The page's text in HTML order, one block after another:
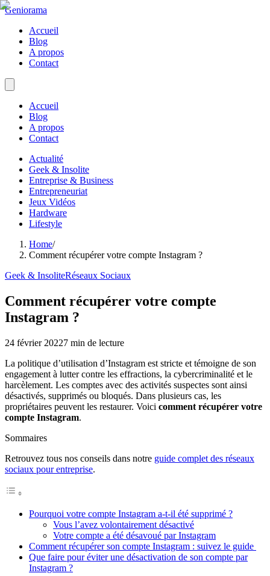
Geniorama
Accueil
Blog
A propos
Contact
Accueil
Blog
A propos
Contact
Actualité
Geek & Insolite
Entreprise & Business
Entrepreneuriat
Jeux Vidéos
Hardware
Lifestyle
Home/
Comment récupérer votre compte Instagram ?
Geek & InsoliteRéseaux Sociaux
Comment récupérer votre compte
Instagram ?
24 février 20227 min de lecture
La politique d’utilisation d’Instagram est stricte et témoigne de son
engagement à lutter contre les effractions, la cybercriminalité et le
harcèlement. Les comptes avec des activités suspectes sont ainsi
désactivés, supprimés ou bloqués. Dans plusieurs cas, les
propriétaires peuvent les restaurer. Voici comment récupérer votre
compte Instagram.
Sommaires
Retrouvez tous nos conseils dans notre guide complet des réseaux
sociaux pour entreprise.
Pourquoi votre compte Instagram a-t-il été supprimé ?
Vous l’avez volontairement désactivé
Votre compte a été désavoué par Instagram
Comment récupérer son compte Instagram : suivez le guide
Que faire pour éviter une désactivation de son compte par
Instagram ?